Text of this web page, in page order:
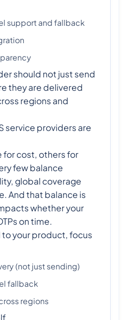
support and fallback
should not just send
they are delivered
regions and
service providers are
for cost, others for
few balance
global coverage
And that balance is
whether your
on time.
to your product, focus
(not just sending)
fallback
regions